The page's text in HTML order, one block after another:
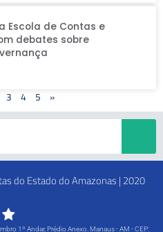
Escola de Contas e
debates sobre
3 4 5 »
do Estado do Amazonas | 2020
1º Andar, Prédio Anexo. Manaus - AM - CEP: